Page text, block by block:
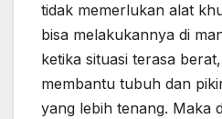
tidak memerlukan alat
bisa melakukannya di
ketika situasi terasa
membantu tubuh dan
yang lebih tenang. Maka